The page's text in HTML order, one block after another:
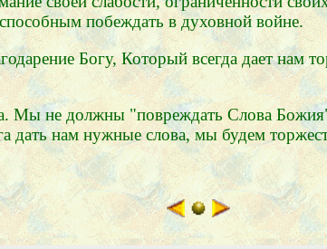
побеждать в духовной войне.
Богу, Который всегда дает нам
Мы не должны "повреждать Слова
нам нужные слова, мы будем